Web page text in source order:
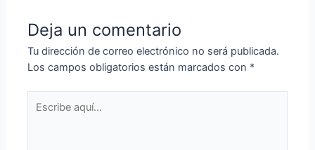
Deja un comentario
Tu dirección de correo electrónico no será publicada.
Los campos obligatorios están marcados con *
aquí...